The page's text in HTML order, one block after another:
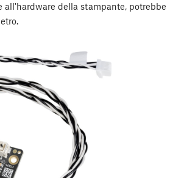
della stampante, potrebbe